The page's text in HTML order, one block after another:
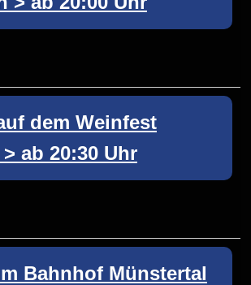
dem Weinfest
ab 20:30 Uhr
Bahnhof Münstertal